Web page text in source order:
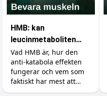
HMB: kan
leucinmetaboliten
skydda dina muskler?
Vad HMB är, hur den
anti-katabola effekten
fungerar och vem som
faktiskt har mest att
vinna på tillskottet.